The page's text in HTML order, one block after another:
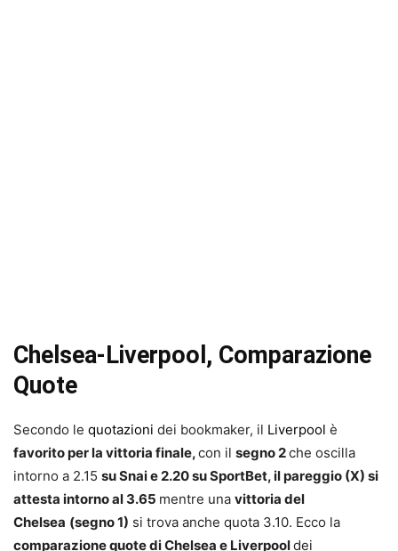
Chelsea-Liverpool, Comparazione
Quote
Secondo le quotazioni dei bookmaker, il Liverpool è
favorito per la vittoria finale,con il segno 2che oscilla
intorno a 2.15 su Snai e 2.20 su SportBet, il pareggio (X) si
attesta intorno al 3.65 mentre una vittoria del
Chelsea (segno 1) si trova anche quota 3.10. Ecco la
comparazione quote di Chelsea e Liverpooldei